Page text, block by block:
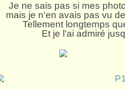
Je ne sais pas si mes
mais je n'en avais pas vu
Tellement longtemps
Et je l'ai admiré